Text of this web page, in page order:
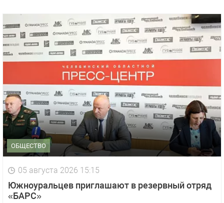
ОБЩЕСТВО
05 августа 2026 15:15
Южноуральцев приглашают в резервный отряд
«БАРС»